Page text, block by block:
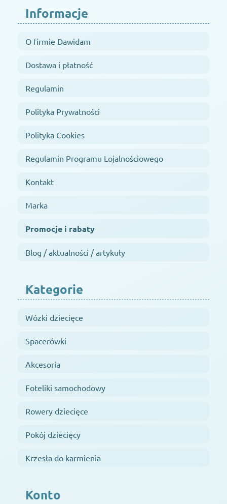
Informacje
O firmie Dawidam
Dostawa i płatność
Regulamin
Polityka Prywatności
Polityka Cookies
Regulamin Programu Lojalnościowego
Kontakt
Marka
Promocje i rabaty
Blog / aktualności / artykuły
Kategorie
Wózki dziecięce
Spacerówki
Akcesoria
Foteliki samochodowy
Rowery dziecięce
Pokój dziecięcy
Krzesła do karmienia
Konto